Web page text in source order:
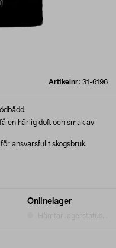
Artikelnr: 31-6196
Onlinelager
en härlig doft och smak av
ansvarsfullt skogsbruk.